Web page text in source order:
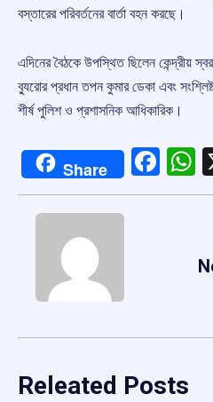
বস্তারের পরিবর্তনের বার্তা বহন করছে।
এদিনের বৈঠকে উপস্থিত ছিলেন কেন্দ্রীয়
ব্যুরোর প্রধান তপন কুমার ডেকা এবং
শীর্ষ পুলিশ ও প্রশাসনিক আধিকারিক।
Share
Releated Posts